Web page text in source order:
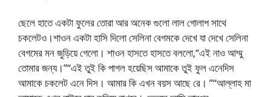
ছেলে হাতে একটা ফুলের তোরা আর অনেক গুলো লাল গোলাপ সাথে
চকলেটও।শাওন একটা হাসি দিলো সেলিনা বেগমকে দেখে যা দেখে সেলিনা
বেগমের মন জুড়িয়ে গেলো। শাওন হাসতে হাসতে বললো,“এই নাও আম্মু
তোমার জন্য।”“এই তুই কি পাগল হয়েছিস আমাকে তুই ফুল এনেদিস
আমাকে চকলেট এনে দিস। আমার কি এখন বয়স আছে রে। ”“আল্লাহ মা